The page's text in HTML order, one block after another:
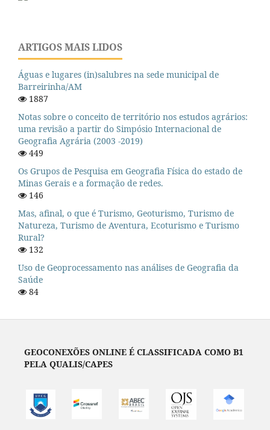
ARTIGOS MAIS LIDOS
Águas e lugares (in)salubres na sede municipal de
Barreirinha/AM
1887
Notas sobre o conceito de território nos estudos agrários:
uma revisão a partir do Simpósio Internacional de
Geografia Agrária (2003 -2019)
449
Os Grupos de Pesquisa em Geografia Física do estado de
Minas Gerais e a formação de redes.
146
Mas, afinal, o que é Turismo, Geoturismo, Turismo de
Natureza, Turismo de Aventura, Ecoturismo e Turismo
Rural?
132
Uso de Geoprocessamento nas análises de Geografia da
Saúde
84
GEOCONEXÕES ONLINE É CLASSIFICADA COMO B1
PELA QUALIS/CAPES